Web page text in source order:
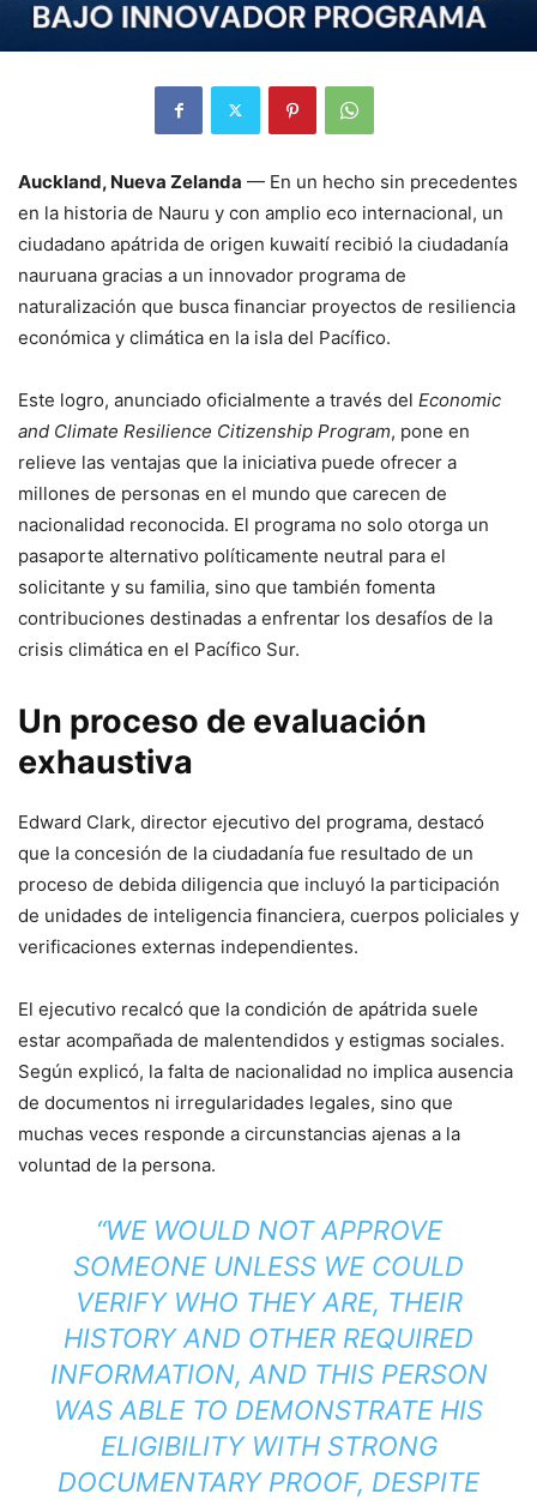
Auckland, Nueva Zelanda — En un hecho sin precedentes
en la historia de Nauru y con amplio eco internacional, un
ciudadano apátrida de origen kuwaití recibió la ciudadanía
nauruana gracias a un innovador programa de
naturalización que busca financiar proyectos de resiliencia
económica y climática en la isla del Pacífico.
Este logro, anunciado oficialmente a través del Economic
and Climate Resilience Citizenship Program, pone en
relieve las ventajas que la iniciativa puede ofrecer a
millones de personas en el mundo que carecen de
nacionalidad reconocida. El programa no solo otorga un
pasaporte alternativo políticamente neutral para el
solicitante y su familia, sino que también fomenta
contribuciones destinadas a enfrentar los desafíos de la
crisis climática en el Pacífico Sur.
Un proceso de evaluación
exhaustiva
Edward Clark, director ejecutivo del programa, destacó
que la concesión de la ciudadanía fue resultado de un
proceso de debida diligencia que incluyó la participación
de unidades de inteligencia financiera, cuerpos policiales y
verificaciones externas independientes.
El ejecutivo recalcó que la condición de apátrida suele
estar acompañada de malentendidos y estigmas sociales.
Según explicó, la falta de nacionalidad no implica ausencia
de documentos ni irregularidades legales, sino que
muchas veces responde a circunstancias ajenas a la
voluntad de la persona.
“WE WOULD NOT APPROVE
SOMEONE UNLESS WE COULD
VERIFY WHO THEY ARE, THEIR
HISTORY AND OTHER REQUIRED
INFORMATION, AND THIS PERSON
WAS ABLE TO DEMONSTRATE HIS
ELIGIBILITY WITH STRONG
DOCUMENTARY PROOF, DESPITE